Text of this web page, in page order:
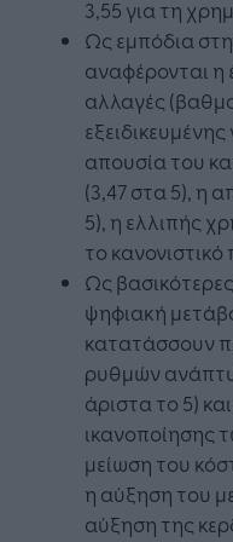
3,55 για τη
Ως εμπόδια
αναφέρονται η
αλλαγές
απουσία του
(3,47 στα 5), η
5), η ελλιπής
το κανονιστικό
Ως
ψηφιακή
κατατάσσουν
ρυθμών
άριστα το 5)
ικανοποίησης
μείωση του
η αύξηση του
αύξηση της